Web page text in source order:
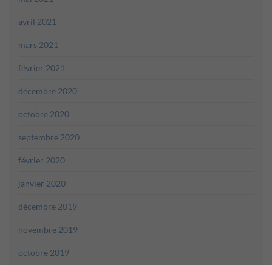
avril 2021
mars 2021
février 2021
décembre 2020
octobre 2020
septembre 2020
février 2020
janvier 2020
décembre 2019
novembre 2019
octobre 2019